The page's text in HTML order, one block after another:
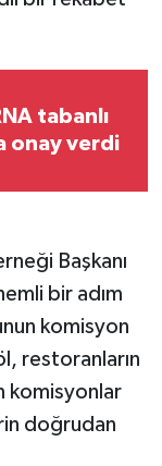
tabanlı
onay verdi
Başkanı
bir adım
komisyon
restoranların
komisyonlar
doğrudan